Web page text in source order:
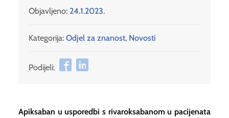
Objavljeno: 24.1.2023.
Kategorija: Odjel za znanost, Novosti
Podijeli:
Apiksaban u usporedbi s rivaroksabanom u pacijenata